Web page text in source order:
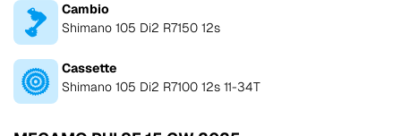
Cambio
Shimano 105 Di2 R7150 12s
Cassette
Shimano 105 Di2 R7100 12s 11-34T